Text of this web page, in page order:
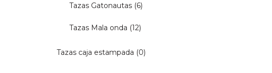
Tazas Gatonautas (6)
Tazas Mala onda (12)
Tazas caja estampada (0)